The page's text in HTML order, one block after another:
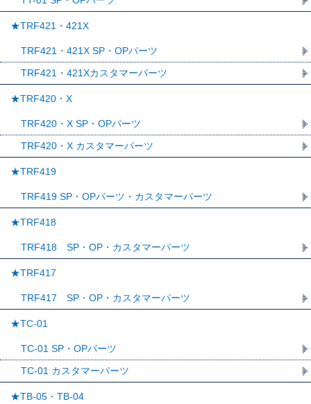
★TRF421・421X
TRF421・421X SP・OPパーツ
TRF421・421Xカスタマーパーツ
★TRF420・X
TRF420・X SP・OPパーツ
TRF420・X カスタマーパーツ
★TRF419
TRF419 SP・OPパーツ・カスタマーパーツ
★TRF418
TRF418 SP・OP・カスタマーパーツ
★TRF417
TRF417 SP・OP・カスタマーパーツ
★TC-01
TC-01 SP・OPパーツ
TC-01 カスタマーパーツ
★TB-05・TB-04